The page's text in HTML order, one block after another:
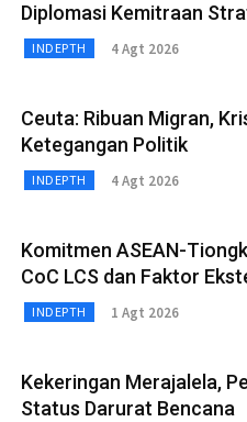
Diplomasi Kemitraan
INDEPTH 4 Agt 2026
Ceuta: Ribuan Migran,
Ketegangan Politik
INDEPTH 4 Agt 2026
Komitmen ASEAN-
CoC LCS dan Faktor
INDEPTH 1 Agt 2026
Kekeringan Merajalela,
Status Darurat Bencana